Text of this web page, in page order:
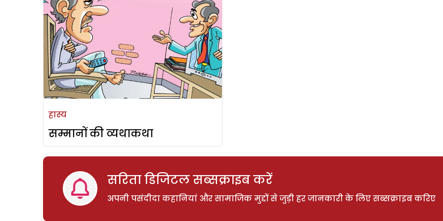
हास्य
सम्मानों की व्यथाकथा
सरिता डिजिटल सब्सक्राइब करें
अपनी पसंदीदा कहानियां और सामाजिक मुद्दों से जुड़ी हर जानकारी के लिए सब्सक्राइब करिए